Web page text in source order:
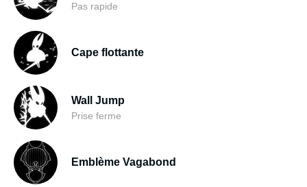
Pas rapide
Cape flottante
Wall Jump
Prise ferme
Emblème Vagabond